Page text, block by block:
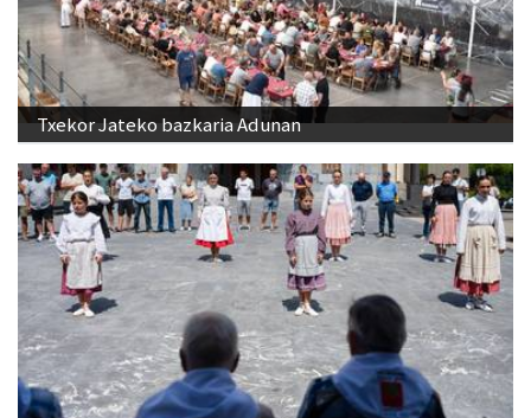
Txekor Jateko bazkaria Adunan